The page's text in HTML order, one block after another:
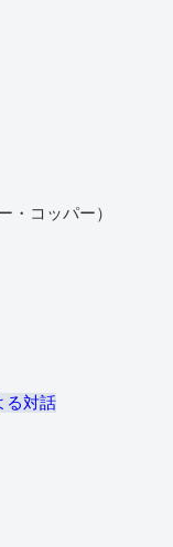
・コッパー）
る対話